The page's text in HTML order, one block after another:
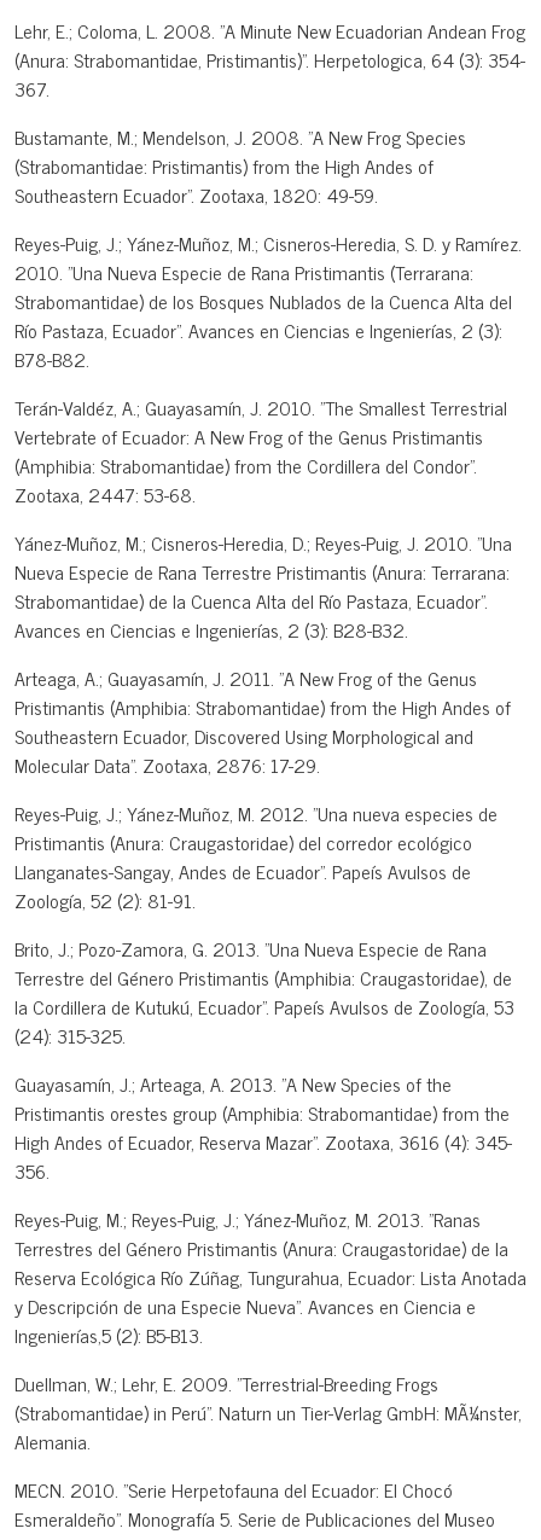
Lehr, E.; Coloma, L. 2008. "A Minute New Ecuadorian Andean Frog
(Anura: Strabomantidae, Pristimantis)". Herpetologica, 64 (3): 354-
367.
Bustamante, M.; Mendelson, J. 2008. "A New Frog Species
(Strabomantidae: Pristimantis) from the High Andes of
Southeastern Ecuador". Zootaxa, 1820: 49-59.
Reyes-Puig, J.; Yánez-Muñoz, M.; Cisneros-Heredia, S. D. y Ramírez.
2010. "Una Nueva Especie de Rana Pristimantis (Terrarana:
Strabomantidae) de los Bosques Nublados de la Cuenca Alta del
Río Pastaza, Ecuador". Avances en Ciencias e Ingenierías, 2 (3):
B78-B82.
Terán-Valdéz, A.; Guayasamín, J. 2010. "The Smallest Terrestrial
Vertebrate of Ecuador: A New Frog of the Genus Pristimantis
(Amphibia: Strabomantidae) from the Cordillera del Condor".
Zootaxa, 2447: 53-68.
Yánez-Muñoz, M.; Cisneros-Heredia, D.; Reyes-Puig, J. 2010. "Una
Nueva Especie de Rana Terrestre Pristimantis (Anura: Terrarana:
Strabomantidae) de la Cuenca Alta del Río Pastaza, Ecuador".
Avances en Ciencias e Ingenierías, 2 (3): B28-B32.
Arteaga, A.; Guayasamín, J. 2011. "A New Frog of the Genus
Pristimantis (Amphibia: Strabomantidae) from the High Andes of
Southeastern Ecuador, Discovered Using Morphological and
Molecular Data". Zootaxa, 2876: 17-29.
Reyes-Puig, J.; Yánez-Muñoz, M. 2012. "Una nueva especies de
Pristimantis (Anura: Craugastoridae) del corredor ecológico
Llanganates-Sangay, Andes de Ecuador". Papeís Avulsos de
Zoología, 52 (2): 81-91.
Brito, J.; Pozo-Zamora, G. 2013. "Una Nueva Especie de Rana
Terrestre del Género Pristimantis (Amphibia: Craugastoridae), de
la Cordillera de Kutukú, Ecuador". Papeís Avulsos de Zoología, 53
(24): 315-325.
Guayasamín, J.; Arteaga, A. 2013. "A New Species of the
Pristimantis orestes group (Amphibia: Strabomantidae) from the
High Andes of Ecuador, Reserva Mazar". Zootaxa, 3616 (4): 345-
356.
Reyes-Puig, M.; Reyes-Puig, J.; Yánez-Muñoz, M. 2013. "Ranas
Terrestres del Género Pristimantis (Anura: Craugastoridae) de la
Reserva Ecológica Río Zúñag, Tungurahua, Ecuador: Lista Anotada
y Descripción de una Especie Nueva". Avances en Ciencia e
Ingenierías,5 (2): B5-B13.
Duellman, W.; Lehr, E. 2009. "Terrestrial-Breeding Frogs
(Strabomantidae) in Perú". Naturn un Tier-Verlag GmbH: MÃ¼nster,
Alemania.
MECN. 2010. "Serie Herpetofauna del Ecuador: El Chocó
Esmeraldeño". Monografía 5. Serie de Publicaciones del Museo